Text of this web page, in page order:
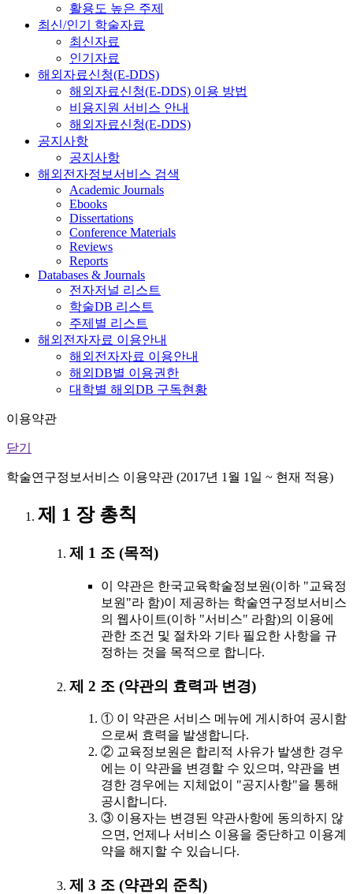
활용도 높은 주제
최신/인기 학술자료
최신자료
인기자료
해외자료신청(E-DDS)
해외자료신청(E-DDS) 이용 방법
비용지원 서비스 안내
해외자료신청(E-DDS)
공지사항
공지사항
해외전자정보서비스 검색
Academic Journals
Ebooks
Dissertations
Conference Materials
Reviews
Reports
Databases & Journals
전자저널 리스트
학술DB 리스트
주제별 리스트
해외전자자료 이용안내
해외전자자료 이용안내
해외DB별 이용권한
대학별 해외DB 구독현황
이용약관
닫기
학술연구정보서비스 이용약관 (2017년 1월 1일 ~ 현재 적용)
제 1 장 총칙
제 1 조 (목적)
이 약관은 한국교육학술정보원(이하 "교육정
보원"라 함)이 제공하는 학술연구정보서비스
의 웹사이트(이하 "서비스" 라함)의 이용에
관한 조건 및 절차와 기타 필요한 사항을 규
정하는 것을 목적으로 합니다.
제 2 조 (약관의 효력과 변경)
① 이 약관은 서비스 메뉴에 게시하여 공시함
으로써 효력을 발생합니다.
② 교육정보원은 합리적 사유가 발생한 경우
에는 이 약관을 변경할 수 있으며, 약관을 변
경한 경우에는 지체없이 "공지사항"을 통해
공시합니다.
③ 이용자는 변경된 약관사항에 동의하지 않
으면, 언제나 서비스 이용을 중단하고 이용계
약을 해지할 수 있습니다.
제 3 조 (약관외 준칙)